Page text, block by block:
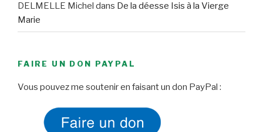
DELMELLE Michel dans De la déesse Isis à la Vierge
Marie
FAIRE UN DON PAYPAL
Vous pouvez me soutenir en faisant un don PayPal :